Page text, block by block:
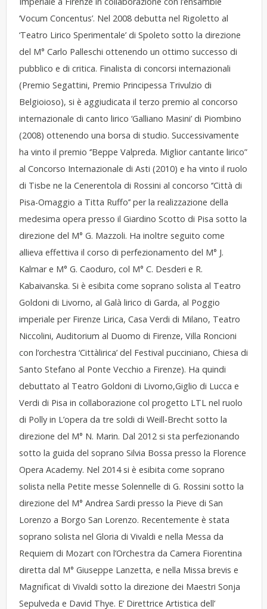
‘Vocum Concentus’. Nel 2008 debutta nel Rigoletto al
‘Teatro Lirico Sperimentale’ di Spoleto sotto la direzione
del M° Carlo Palleschi ottenendo un ottimo successo di
pubblico e di critica. Finalista di concorsi internazionali
(Premio Segattini, Premio Principessa Trivulzio di
Belgioioso), si è aggiudicata il terzo premio al concorso
internazionale di canto lirico ‘Galliano Masini’ di Piombino
(2008) ottenendo una borsa di studio. Successivamente
ha vinto il premio ‘’Beppe Valpreda. Miglior cantante lirico”
al Concorso Internazionale di Asti (2010) e ha vinto il ruolo
di Tisbe ne la Cenerentola di Rossini al concorso ‘’Città di
Pisa-Omaggio a Titta Ruffo’’ per la realizzazione della
medesima opera presso il Giardino Scotto di Pisa sotto la
direzione del M° G. Mazzoli. Ha inoltre seguito come
allieva effettiva il corso di perfezionamento del M° J.
Kalmar e M° G. Caoduro, col M° C. Desderi e R.
Kabaivanska. Si è esibita come soprano solista al Teatro
Goldoni di Livorno, al Galà lirico di Garda, al Poggio
imperiale per Firenze Lirica, Casa Verdi di Milano, Teatro
Niccolini, Auditorium al Duomo di Firenze, Villa Roncioni
con l’orchestra ‘Cittàlirica’ del Festival pucciniano, Chiesa di
Santo Stefano al Ponte Vecchio a Firenze). Ha quindi
debuttato al Teatro Goldoni di Livorno,Giglio di Lucca e
Verdi di Pisa in collaborazione col progetto LTL nel ruolo
di Polly in L’opera da tre soldi di Weill-Brecht sotto la
direzione del M° N. Marin. Dal 2012 si sta perfezionando
sotto la guida del soprano Silvia Bossa presso la Florence
Opera Academy. Nel 2014 si è esibita come soprano
solista nella Petite messe Solennelle di G. Rossini sotto la
direzione del M° Andrea Sardi presso la Pieve di San
Lorenzo a Borgo San Lorenzo. Recentemente è stata
soprano solista nel Gloria di Vivaldi e nella Messa da
Requiem di Mozart con l’Orchestra da Camera Fiorentina
diretta dal M° Giuseppe Lanzetta, e nella Missa brevis e
Magnificat di Vivaldi sotto la direzione dei Maestri Sonja
Sepulveda e David Thye. E’ Direttrice Artistica dell’